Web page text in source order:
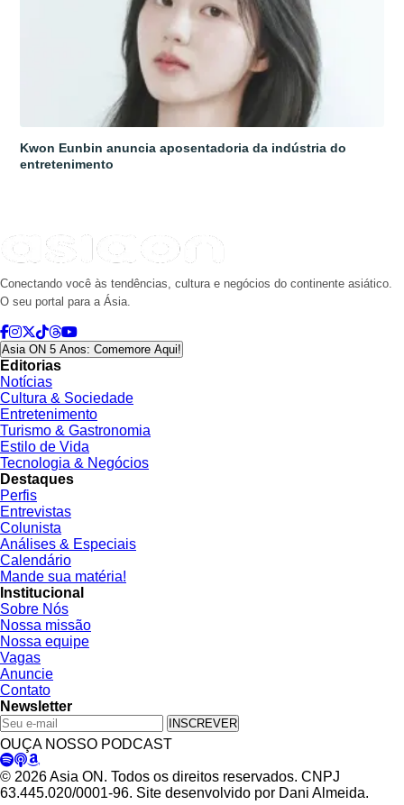
Kwon Eunbin anuncia aposentadoria da indústria do
entretenimento
Conectando você às tendências, cultura e negócios do continente asiático.
O seu portal para a Ásia.
Asia ON 5 Anos: Comemore Aqui!
Editorias
Notícias
Cultura & Sociedade
Entretenimento
Turismo & Gastronomia
Estilo de Vida
Tecnologia & Negócios
Destaques
Perfis
Entrevistas
Colunista
Análises & Especiais
Calendário
Mande sua matéria!
Institucional
Sobre Nós
Nossa missão
Nossa equipe
Vagas
Anuncie
Contato
Newsletter
INSCREVER
OUÇA NOSSO PODCAST
© 2026 Asia ON. Todos os direitos reservados. CNPJ
63.445.020/0001-96. Site desenvolvido por Dani Almeida.